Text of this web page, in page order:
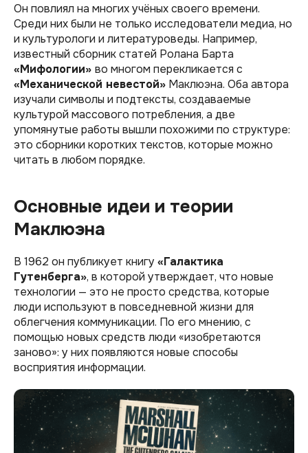
Он повлиял на многих учёных своего времени.
Среди них были не только исследователи медиа, но
и культурологи и литературоведы. Например,
известный сборник статей Ролана Барта
«Мифологии» во многом перекликается с
«Механической невестой» Маклюэна. Оба автора
изучали символы и подтексты, создаваемые
культурой массового потребления, а две
упомянутые работы вышли похожими по структуре:
это сборники коротких текстов, которые можно
читать в любом порядке.
Основные идеи и теории
Маклюэна
В 1962 он публикует книгу «Галактика
Гутенберга», в которой утверждает, что новые
технологии — это не просто средства, которые
люди используют в повседневной жизни для
облегчения коммуникации. По его мнению, с
помощью новых средств люди «изобретаются
заново»: у них появляются новые способы
восприятия информации.